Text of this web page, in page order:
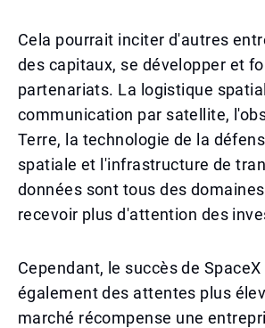
Cela pourrait inciter d'autres
des capitaux, se développer et
partenariats. La logistique
communication par satellite,
Terre, la technologie de la
spatiale et l'infrastructure de
données sont tous des
recevoir plus d'attention des
Cependant, le succès de
également des attentes plus
marché récompense une